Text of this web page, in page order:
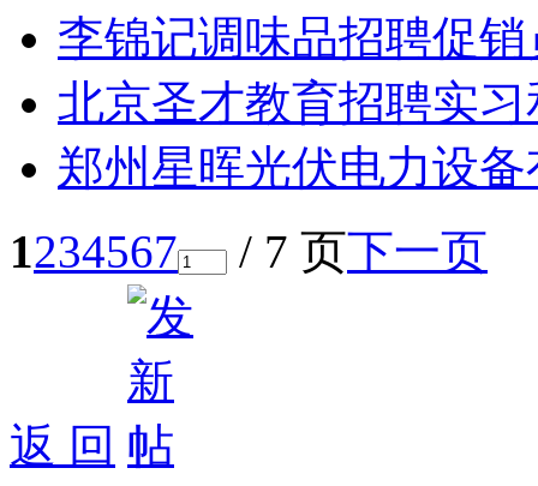
李锦记调味品招聘促
北京圣才教育招聘实
郑州星晖光伏电力设
1234567 / 7 页下一页
返 回